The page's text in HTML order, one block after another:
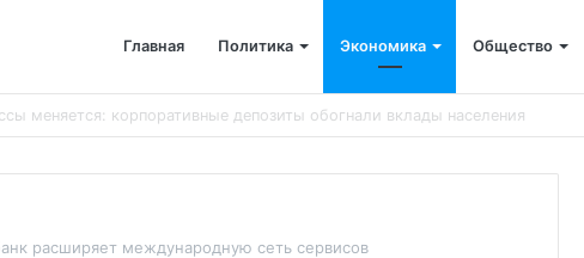
Главная Политика Экономика Общество
завершён капремонт терапевтического корпуса
расширяет международную сеть сервисов